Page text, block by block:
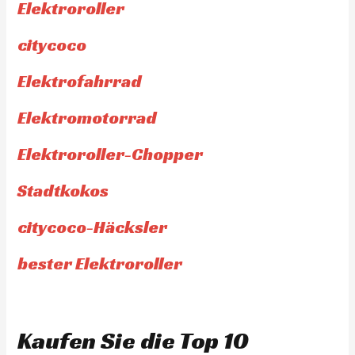
Elektroroller
citycoco
Elektrofahrrad
Elektromotorrad
Elektroroller-Chopper
Stadtkokos
citycoco-Häcksler
bester Elektroroller
Kaufen Sie die Top 10